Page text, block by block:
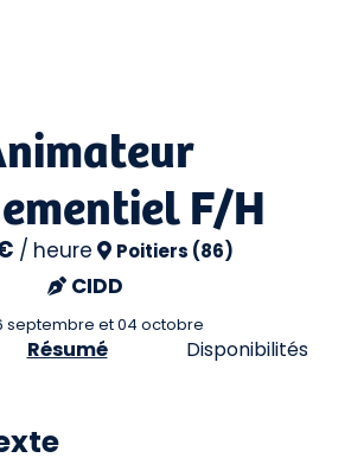
F/H
/ heure Poitiers (86)
CIDD
septembre et 04 octobre
Résumé Disponibilités